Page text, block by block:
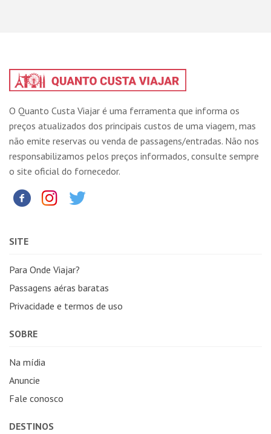
O Quanto Custa Viajar é uma ferramenta que informa os
preços atualizados dos principais custos de uma viagem, mas
não emite reservas ou venda de passagens/entradas. Não nos
responsabilizamos pelos preços informados, consulte sempre
o site oficial do fornecedor.
SITE
Para Onde Viajar?
Passagens aéras baratas
Privacidade e termos de uso
SOBRE
Na mídia
Anuncie
Fale conosco
DESTINOS